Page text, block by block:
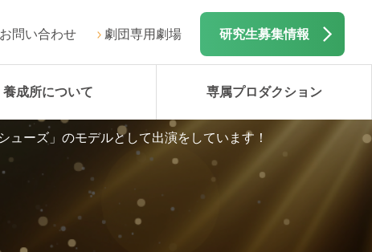
問い合わせ 劇団専用劇場 研究生募集情報
養成所について 専属プロダクション
ューズ」のモデルとして出演をしています！